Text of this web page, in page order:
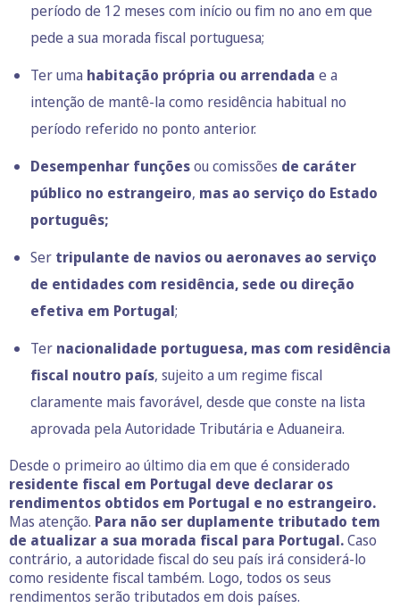
período de 12 meses com início ou fim no ano em que
pede a sua morada fiscal portuguesa;
Ter uma habitação própria ou arrendada e a
intenção de mantê-la como residência habitual no
período referido no ponto anterior.
Desempenhar funçõesou comissões de caráter
público no estrangeiro, mas ao serviço do Estado
português;
Ser tripulante de navios ou aeronaves ao serviço
de entidades com residência, sede ou direção
efetiva em Portugal;
Ter nacionalidade portuguesa, mas com residência
fiscal noutro país, sujeito a um regime fiscal
claramente mais favorável, desde que conste na lista
aprovada pela Autoridade Tributária e Aduaneira.
Desde o primeiro ao último dia em que é considerado
residente fiscal em Portugal deve declarar os
rendimentos obtidos em Portugal e no estrangeiro.
Mas atenção. Para não ser duplamente tributado tem
de atualizar a sua morada fiscal para Portugal.Caso
contrário, a autoridade fiscal do seu país irá considerá-lo
como residente fiscal também. Logo, todos os seus
rendimentos serão tributados em dois países.